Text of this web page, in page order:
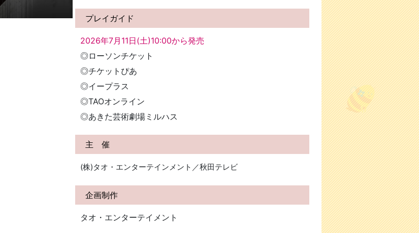
プレイガイド
2026年7月11日(土)10:00から発売
◎ローソンチケット
◎チケットぴあ
◎イープラス
◎TAOオンライン
◎あきた芸術劇場ミルハス
主 催
(株)タオ・エンターテインメント／秋田テレビ
企画制作
タオ・エンターテイメント